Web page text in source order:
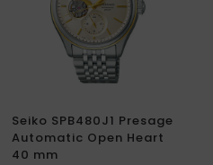
Seiko SPB480J1 Presage
Automatic Open Heart
40 mm